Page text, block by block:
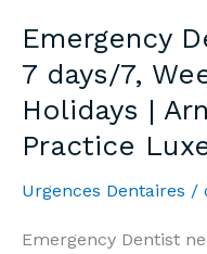
7j/7,
Week-
end
et
Fériés
|
Emergency
7 days/7,
Holidays |
Practice
Urgences Dentaires /
Emergency Dentist